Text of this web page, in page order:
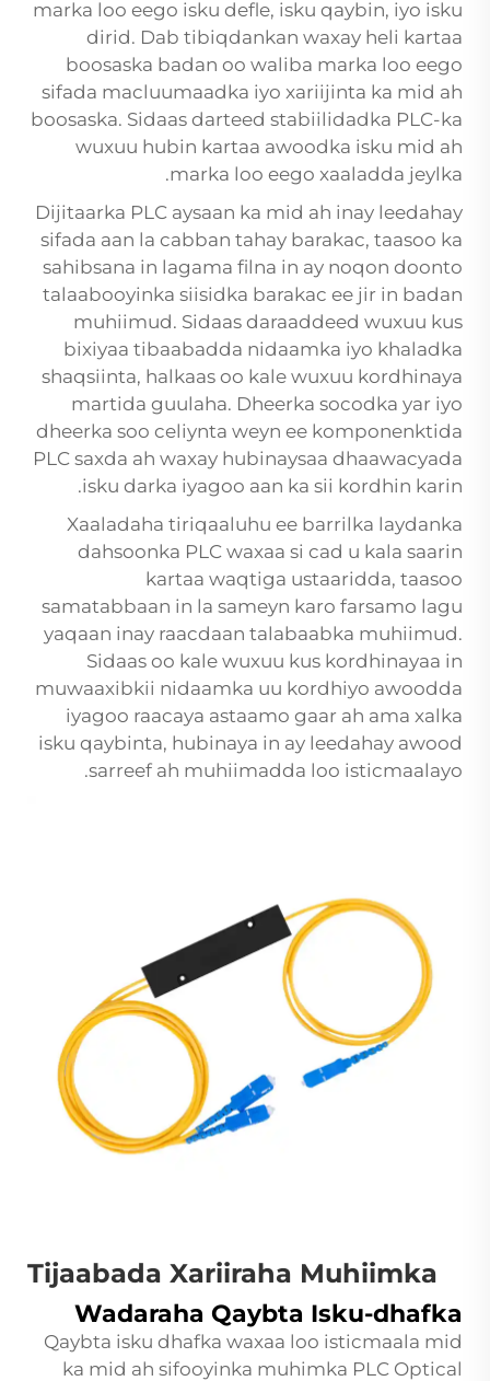
marka loo eego isku defle, isku qaybin, iyo isku
dirid. Dab tibiqdankan waxay heli kartaa
boosaska badan oo waliba marka loo eego
sifada macluumaadka iyo xariijinta ka mid ah
boosaska. Sidaas darteed stabiilidadka PLC-ka
wuxuu hubin kartaa awoodka isku mid ah
marka loo eego xaaladda jeylka.
Dijitaarka PLC aysaan ka mid ah inay leedahay
sifada aan la cabban tahay barakac, taasoo ka
sahibsana in lagama filna in ay noqon doonto
talaabooyinka siisidka barakac ee jir in badan
muhiimud. Sidaas daraaddeed wuxuu kus
bixiyaa tibaabadda nidaamka iyo khaladka
shaqsiinta, halkaas oo kale wuxuu kordhinaya
martida guulaha. Dheerka socodka yar iyo
dheerka soo celiynta weyn ee komponenktida
PLC saxda ah waxay hubinaysaa dhaawacyada
isku darka iyagoo aan ka sii kordhin karin.
Xaaladaha tiriqaaluhu ee barrilka laydanka
dahsoonka PLC waxaa si cad u kala saarin
kartaa waqtiga ustaaridda, taasoo
samatabbaan in la sameyn karo farsamo lagu
yaqaan inay raacdaan talabaabka muhiimud.
Sidaas oo kale wuxuu kus kordhinayaa in
muwaaxibkii nidaamka uu kordhiyo awoodda
iyagoo raacaya astaamo gaar ah ama xalka
isku qaybinta, hubinaya in ay leedahay awood
sarreef ah muhiimadda loo isticmaalayo.
Tijaabada Xariiraha Muhiimka
Wadaraha Qaybta Isku-dhafka
Qaybta isku dhafka waxaa loo isticmaala mid
ka mid ah sifooyinka muhimka PLC Optical